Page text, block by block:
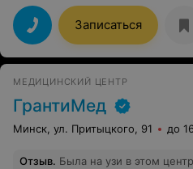
чувствуется сразу. Подход
поглаживаний и траты
мастеру за работу, это точно,
Также благодарность девушкам
запись на удобное для меня
Записаться
МЕДИЦИНСКИЙ ЦЕНТР
ГрантиМед
Минск, ул. Притыцкого, 91 до
Отзыв. Была на узи в этом